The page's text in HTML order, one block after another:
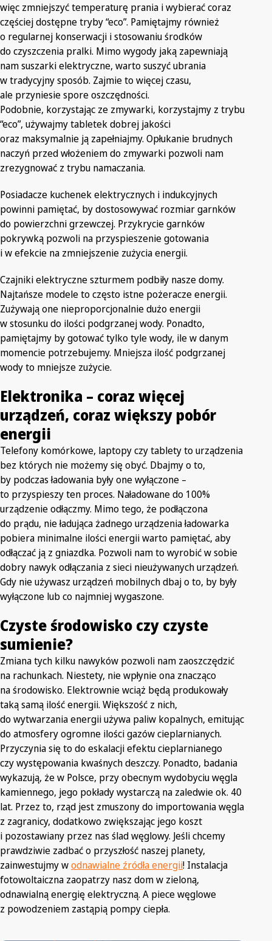
więc zmniejszyć temperaturę prania i wybierać coraz
częściej dostępne tryby “eco”. Pamiętajmy również
o regularnej konserwacji i stosowaniu środków
do czyszczenia pralki. Mimo wygody jaką zapewniają
nam suszarki elektryczne, warto suszyć ubrania
w tradycyjny sposób. Zajmie to więcej czasu,
ale przyniesie spore oszczędności.
Podobnie, korzystając ze zmywarki, korzystajmy z trybu
“eco”, używajmy tabletek dobrej jakości
oraz maksymalnie ją zapełniajmy. Opłukanie brudnych
naczyń przed włożeniem do zmywarki pozwoli nam
zrezygnować z trybu namaczania.
Posiadacze kuchenek elektrycznych i indukcyjnych
powinni pamiętać, by dostosowywać rozmiar garnków
do powierzchni grzewczej. Przykrycie garnków
pokrywką pozwoli na przyspieszenie gotowania
i w efekcie na zmniejszenie zużycia energii.
Czajniki elektryczne szturmem podbiły nasze domy.
Najtańsze modele to często istne pożeracze energii.
Zużywają one nieproporcjonalnie dużo energii
w stosunku do ilości podgrzanej wody. Ponadto,
pamiętajmy by gotować tylko tyle wody, ile w danym
momencie potrzebujemy. Mniejsza ilość podgrzanej
wody to mniejsze zużycie.
Elektronika – coraz więcej
urządzeń, coraz większy pobór
energii
Telefony komórkowe, laptopy czy tablety to urządzenia
bez których nie możemy się obyć. Dbajmy o to,
by podczas ładowania były one wyłączone –
to przyspieszy ten proces. Naładowane do 100%
urządzenie odłączmy. Mimo tego, że podłączona
do prądu, nie ładująca żadnego urządzenia ładowarka
pobiera minimalne ilości energii warto pamiętać, aby
odłączać ją z gniazdka. Pozwoli nam to wyrobić w sobie
dobry nawyk odłączania z sieci nieużywanych urządzeń.
Gdy nie używasz urządzeń mobilnych dbaj o to, by były
wyłączone lub co najmniej wygaszone.
Czyste środowisko czy czyste
sumienie?
Zmiana tych kilku nawyków pozwoli nam zaoszczędzić
na rachunkach. Niestety, nie wpłynie ona znacząco
na środowisko. Elektrownie wciąż będą produkowały
taką samą ilość energii. Większość z nich,
do wytwarzania energii używa paliw kopalnych, emitując
do atmosfery ogromne ilości gazów cieplarnianych.
Przyczynia się to do eskalacji efektu cieplarnianego
czy występowania kwaśnych deszczy. Ponadto, badania
wykazują, że w Polsce, przy obecnym wydobyciu węgla
kamiennego, jego pokłady wystarczą na zaledwie ok. 40
lat. Przez to, rząd jest zmuszony do importowania węgla
z zagranicy, dodatkowo zwiększając jego koszt
i pozostawiany przez nas ślad węglowy. Jeśli chcemy
prawdziwie zadbać o przyszłość naszej planety,
zainwestujmy wodnawialne źródła energii! Instalacja
fotowoltaiczna zaopatrzy nasz dom w zieloną,
odnawialną energię elektryczną. A piece węglowe
z powodzeniem zastąpią pompy ciepła.